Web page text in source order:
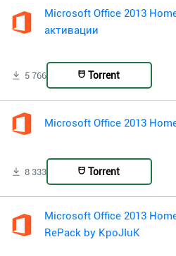
Microsoft Office 2013
активации
5 766 Torrent
Microsoft Office 2013
8 333 Torrent
Microsoft Office 2013
RePack by KpoJIuK